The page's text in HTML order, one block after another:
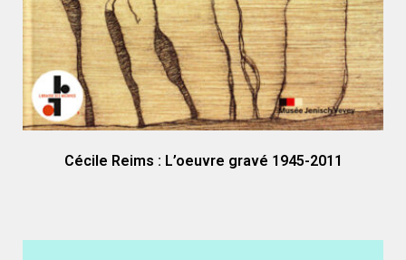
Cécile Reims : L’oeuvre gravé 1945-2011